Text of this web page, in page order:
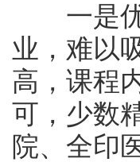
一是优
业，难以
高，课程
可，少数
院、全印